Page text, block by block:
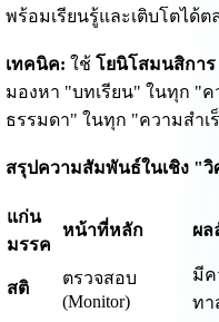
พร้อมเรียนรู้และเติบโตได้ต
เทคนิค: ใช้ โยนิโสมนสิการ
มองหา "บทเรียน" ในทุก "
ธรรมดา" ในทุก "ความสำเ
สรุปความสัมพันธ์ในเชิง "วิ
แก่น
มรรค
หน้าที่หลัก ผล
สติ
ตรวจสอบ
(Monitor)
มีค
ท